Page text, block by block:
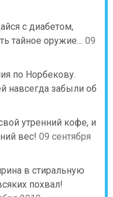
с диабетом,
тайное оружие… 09
по Норбекову.
навсегда забыли об
утренний кофе, и
вес! 09 сентября
в стиральную
похвал!